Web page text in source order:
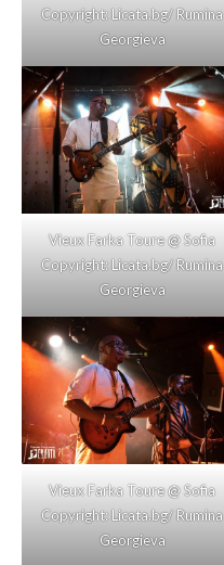
Copyright: Licata.bg/ Rumina
Georgieva
Vieux Farka Toure @ Sofia
Copyright: Licata.bg/ Rumina
Georgieva
Vieux Farka Toure @ Sofia
Copyright: Licata.bg/ Rumina
Georgieva